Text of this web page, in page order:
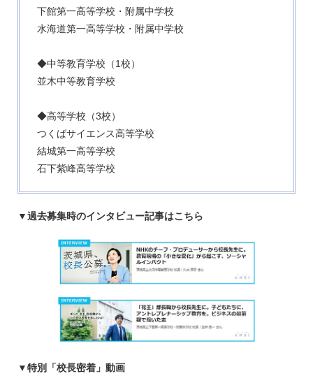
下館第一高等学校・附属中学校
水海道第一高等学校・附属中学校
◆中等教育学校（1校）
並木中等教育学校
◆高等学校（3校）
つくばサイエンス高等学校
結城第一高等学校
石下紫峰高等学校
▼過去募集時のインタビュー記事はこちら
▼特別「校長密着」動画